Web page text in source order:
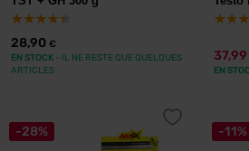
28,90 €
EN STOCK - IL NE RESTE QUE QUELQUES
ARTICLES
37,99
EN
-28% -11%